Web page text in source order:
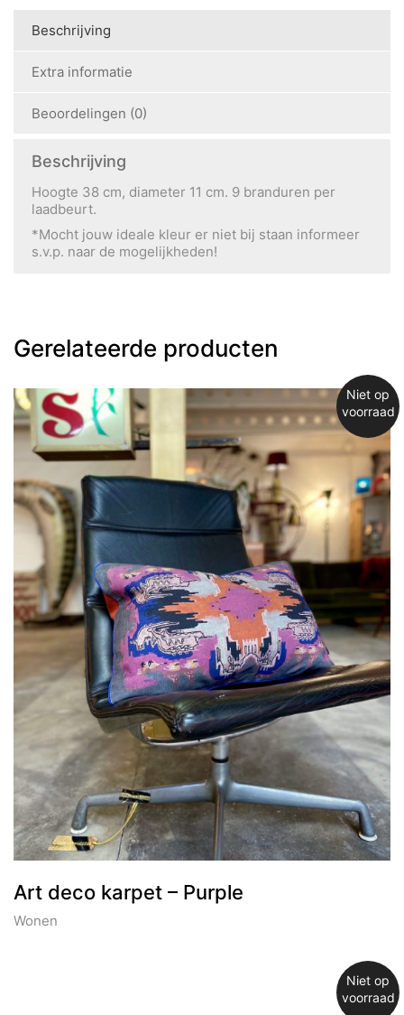
Beschrijving
Extra informatie
Beoordelingen (0)
Beschrijving
Hoogte 38 cm, diameter 11 cm. 9 branduren per
laadbeurt.
*Mocht jouw ideale kleur er niet bij staan informeer
s.v.p. naar de mogelijkheden!
Gerelateerde producten
Niet op
voorraad
Art deco karpet – Purple
Wonen
Niet op
voorraad